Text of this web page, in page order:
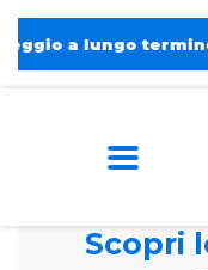
a lungo termine. ➔
Scopri